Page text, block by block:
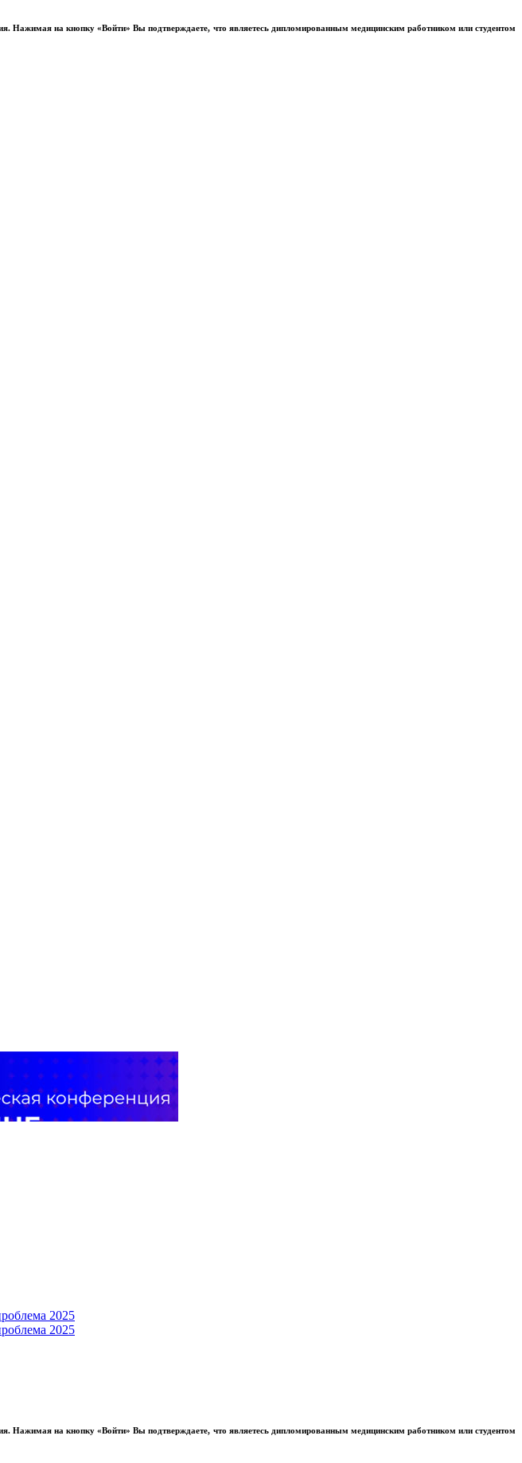
Нажимая на кнопку «Войти» Вы подтверждаете, что являетесь дипломированным медицинским работником или студентом
2025
2025
Нажимая на кнопку «Войти» Вы подтверждаете, что являетесь дипломированным медицинским работником или студентом